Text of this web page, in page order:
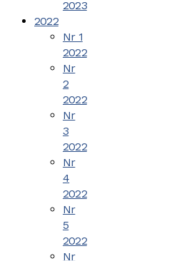
2023
2022
Nr 1
2022
Nr
2
2022
Nr
3
2022
Nr
4
2022
Nr
5
2022
Nr